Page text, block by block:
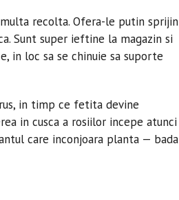
recolta. Ofera-le putin sprijin
Sunt super ieftine la magazin si
in loc sa se chinuie sa suporte
in timp ce fetita devine
in cusca a rosiilor incepe atunci
care inconjoara planta — bada